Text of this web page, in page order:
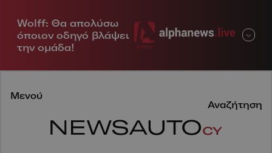
Wolff: Θα απολύσω
όποιον οδηγό βλάψει
την ομάδα!
Μενού
Αναζήτηση
Μενού